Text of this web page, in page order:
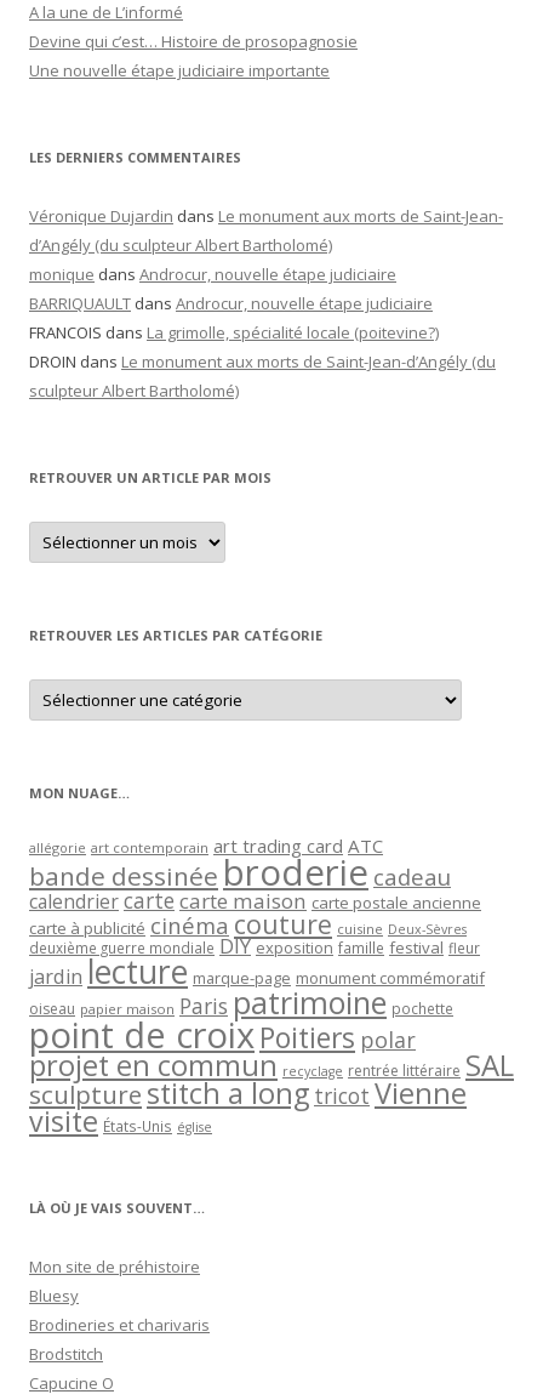
A la une de L’informé
Devine qui c’est… Histoire de prosopagnosie
Une nouvelle étape judiciaire importante
LES DERNIERS COMMENTAIRES
Véronique Dujardin dans Le monument aux morts de Saint-Jean-
d’Angély (du sculpteur Albert Bartholomé)
monique dans Androcur, nouvelle étape judiciaire
BARRIQUAULT dans Androcur, nouvelle étape judiciaire
FRANCOIS dans La grimolle, spécialité locale (poitevine?)
DROIN dans Le monument aux morts de Saint-Jean-d’Angély (du
sculpteur Albert Bartholomé)
RETROUVER UN ARTICLE PAR MOIS
Retrouver
un
article
RETROUVER LES ARTICLES PAR CATÉGORIE
Retrouver
les
articles
MON NUAGE…
allégorie art contemporain art trading card ATC
bande dessinée broderie cadeau
calendriercartecarte maison carte postale ancienne
carte à publicité cinéma couture cuisine Deux-Sèvres
deuxième guerre mondiale DIY exposition famille festival fleur
jardin lecture marque-page monument commémoratif
oiseau papier maison Paris patrimoine pochette
point de croixPoitiers polar
projet en commun recyclage rentrée littéraire SAL
sculpturestitch a long tricot Vienne
visite États-Unis église
LÀ OÙ JE VAIS SOUVENT…
Mon site de préhistoire
Bluesy
Brodineries et charivaris
Brodstitch
Capucine O